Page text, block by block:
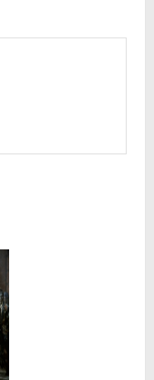
Modern Talking: ¿Debe volver el dúo más famoso del eurodisco? La polémica que divide a millones de fans